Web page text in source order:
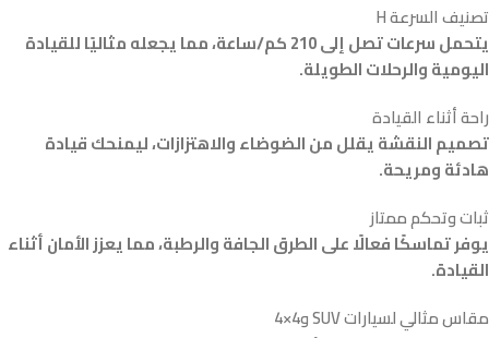
تصنيف السرعة H
يتحمل سرعات تصل إلى 210 كم/ساعة، مما يجعله مثاليًا للقيادة
اليومية والرحلات الطويلة.
راحة أثناء القيادة
تصميم النقشة يقلل من الضوضاء والاهتزازات، ليمنحك قيادة
هادئة ومريحة.
ثبات وتحكم ممتاز
يوفر تماسكًا فعالًا على الطرق الجافة والرطبة، مما يعزز الأمان أثناء
القيادة.
مقاس مثالي لسيارات SUV و4×4